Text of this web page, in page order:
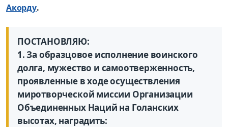
Акорду.
ПОСТАНОВЛЯЮ:
1. За образцовое исполнение воинского
долга, мужество и самоотверженность,
проявленные в ходе осуществления
миротворческой миссии Организации
Объединенных Наций на Голанских
высотах, наградить: